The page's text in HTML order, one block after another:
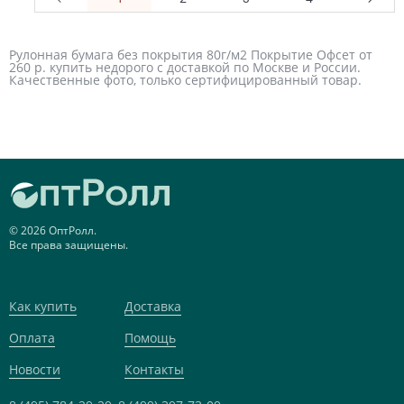
Рулонная бумага без покрытия 80г/м2 Покрытие Офсет от
260 р. купить недорого с доставкой по Москве и России.
Качественные фото, только сертифицированный товар.
© 2026 ОптРолл.
Все права защищены.
Как купить
Доставка
Оплата
Помощь
Новости
Контакты